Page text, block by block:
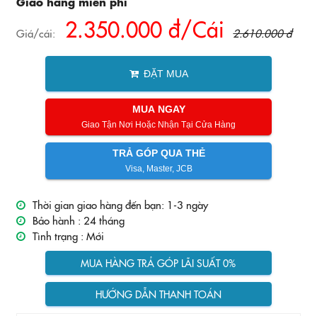
Giá/cái: 2.350.000 đ/Cái 2.610.000 đ
ĐẶT MUA
MUA NGAY
Giao Tận Nơi Hoặc Nhận Tại Cửa Hàng
TRẢ GÓP QUA THẺ
Visa, Master, JCB
Thời gian giao hàng đến bạn: 1-3 ngày
Bảo hành : 24 tháng
Tình trạng : Mới
MUA HÀNG TRẢ GÓP LÃI SUẤT 0%
HƯỚNG DẪN THANH TOÁN